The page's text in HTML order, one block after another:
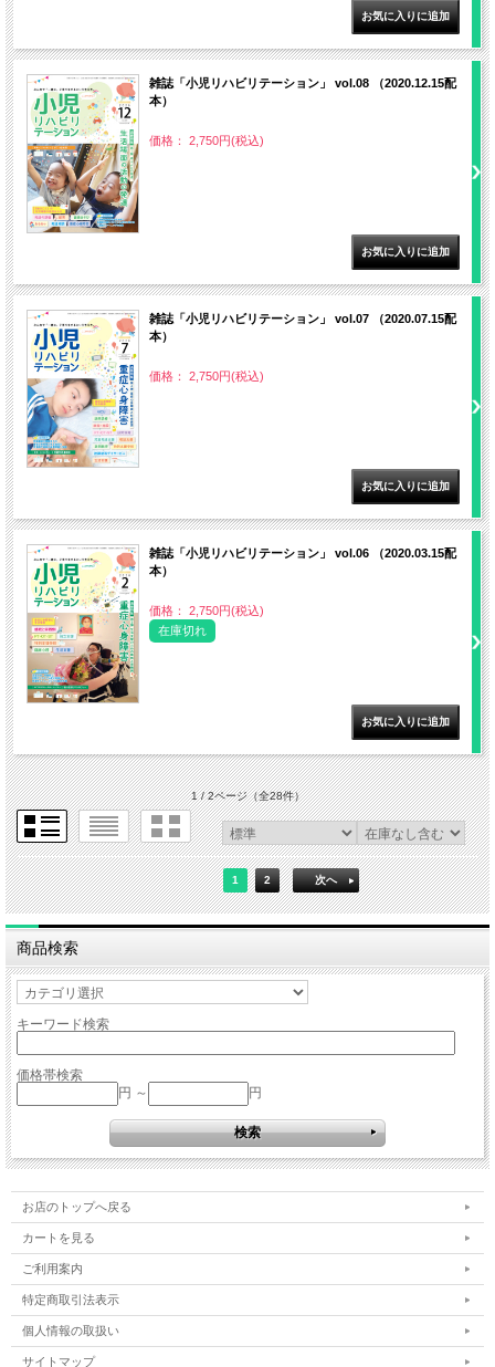
雑誌「小児リハビリテーション」 vol.08 （2020.12.15配
本）
価格： 2,750円(税込)
雑誌「小児リハビリテーション」 vol.07 （2020.07.15配
本）
価格： 2,750円(税込)
雑誌「小児リハビリテーション」 vol.06 （2020.03.15配
本）
価格： 2,750円(税込)
在庫切れ
1 / 2ページ（全28件）
1 2 次へ
商品検索
キーワード検索
価格帯検索
円 ～
円
お店のトップへ戻る
カートを見る
ご利用案内
特定商取引法表示
個人情報の取扱い
サイトマップ